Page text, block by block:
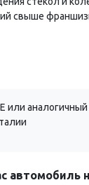
свыше
или
автомобиль